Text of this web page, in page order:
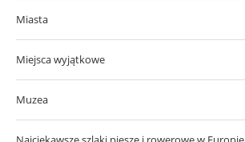
Miasta
Miejsca wyjątkowe
Muzea